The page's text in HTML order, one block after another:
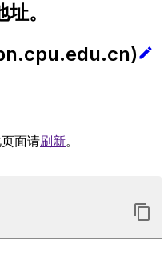
。
)
面请刷新。